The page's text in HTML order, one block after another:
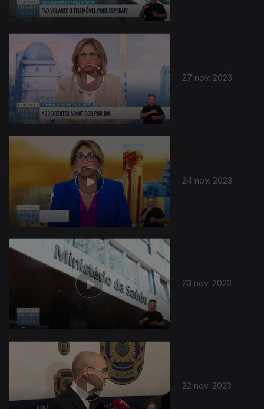
27 nov. 2023
24 nov. 2023
23 nov. 2023
730437
22 nov. 2023